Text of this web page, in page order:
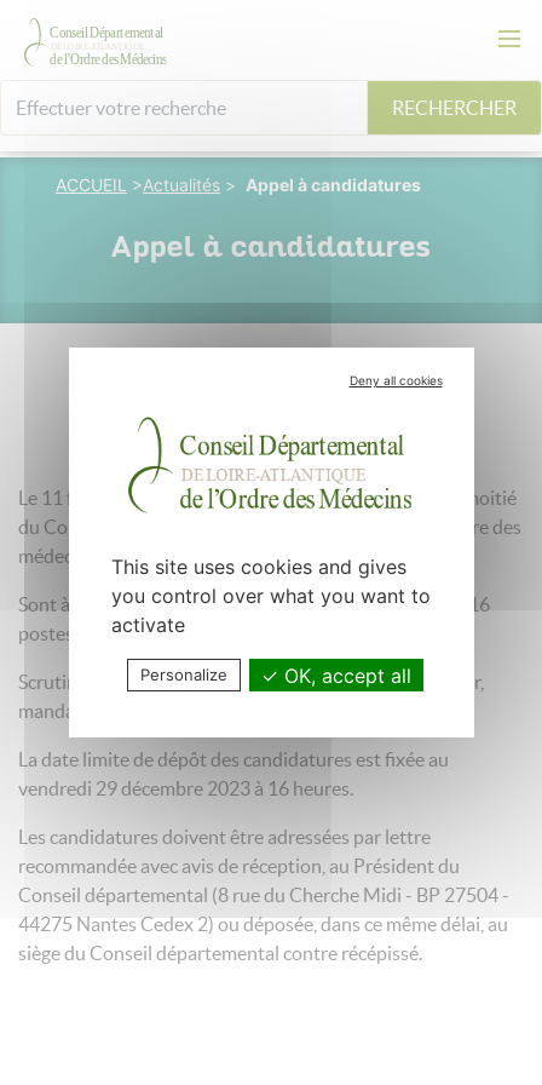
RECHERCHER
ACCUEIL >Actualités > Appel à candidatures
Appel à candidatures
Le 11 février 2024 aura lieu 5ème renouvellement par moitié
du Conseil départemental de Loire-Atlantique de l'Ordre des
médecins.
Sont à pourvoir : 14 postes de titulaires (7 binômes) et 16
postes de suppléants (8 binômes).
Scrutin binominal (femme/homme) majoritaire à un tour,
mandat pour 6 années.
La date limite de dépôt des candidatures est fixée au
vendredi 29 décembre 2023 à 16 heures.
Les candidatures doivent être adressées par lettre
recommandée avec avis de réception, au Président du
Conseil départemental (8 rue du Cherche Midi - BP 27504 -
44275 Nantes Cedex 2) ou déposée, dans ce même délai, au
siège du Conseil départemental contre récépissé.
Deny all cookies
This site uses cookies and gives
you control over what you want to
activate
Personalize OK, accept all